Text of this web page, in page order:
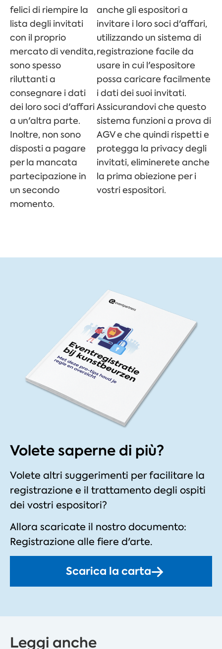
felici di riempire la
lista degli invitati
con il proprio
mercato di vendita,
sono spesso
riluttanti a
consegnare i dati
dei loro soci d'affari
a un'altra parte.
Inoltre, non sono
disposti a pagare
per la mancata
partecipazione in
un secondo
momento.
anche gli espositori a
invitare i loro soci d'affari,
utilizzando un sistema di
registrazione facile da
usare in cui l'espositore
possa caricare facilmente
i dati dei suoi invitati.
Assicurandovi che questo
sistema funzioni a prova di
AGV e che quindi rispetti e
protegga la privacy degli
invitati, eliminerete anche
la prima obiezione per i
vostri espositori.
Volete saperne di più?
Volete altri suggerimenti per facilitare la
registrazione e il trattamento degli ospiti
dei vostri espositori?
Allora scaricate il nostro documento:
Registrazione alle fiere d'arte.
Scarica la carta
Leggi anche